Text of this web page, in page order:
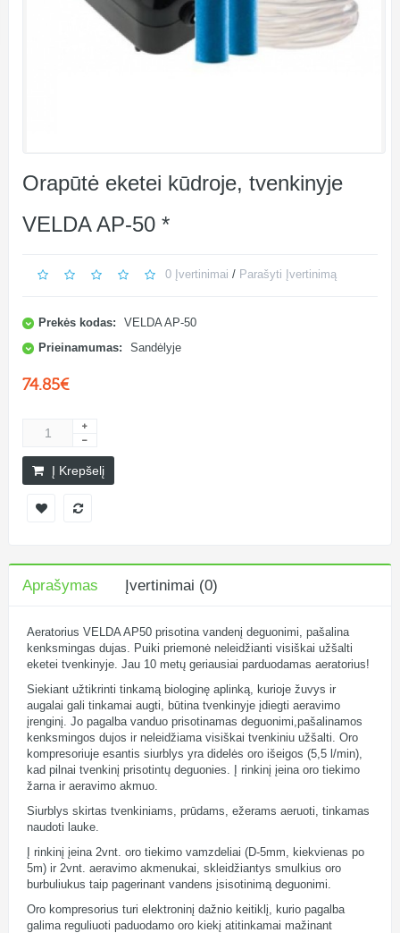
Orapūtė eketei kūdroje, tvenkinyje
VELDA AP-50 *
0 Įvertinimai / Parašyti Įvertinimą
Prekės kodas:
VELDA AP-50
Prieinamumas:
Sandėlyje
74.85€
Į Krepšelį
Aprašymas Įvertinimai (0)
Aeratorius VELDA AP50 prisotina vandenį deguonimi, pašalina
kenksmingas dujas. Puiki priemonė neleidžianti visiškai užšalti
eketei tvenkinyje. Jau 10 metų geriausiai parduodamas aeratorius!
Siekiant užtikrinti tinkamą biologinę aplinką, kurioje žuvys ir
augalai gali tinkamai augti, būtina tvenkinyje įdiegti aeravimo
įrenginį. Jo pagalba vanduo prisotinamas deguonimi,pašalinamos
kenksmingos dujos ir neleidžiama visiškai tvenkiniu užšalti. Oro
kompresoriuje esantis siurblys yra didelės oro išeigos (5,5 l/min),
kad pilnai tvenkinį prisotintų deguonies. Į rinkinį įeina oro tiekimo
žarna ir aeravimo akmuo.
Siurblys skirtas tvenkiniams, prūdams, ežerams aeruoti, tinkamas
naudoti lauke.
Į rinkinį įeina 2vnt. oro tiekimo vamzdeliai (D-5mm, kiekvienas po
5m) ir 2vnt. aeravimo akmenukai, skleidžiantys smulkius oro
burbuliukus taip pagerinant vandens įsisotinimą deguonimi.
Oro kompresorius turi elektroninį dažnio keitiklį, kurio pagalba
galima reguliuoti paduodamo oro kiekį atitinkamai mažinant